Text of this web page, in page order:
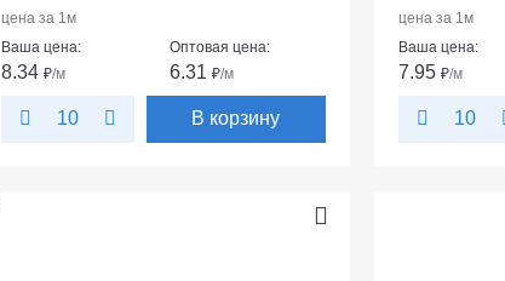
цена за 1м
Ваша цена:
8.34 ₽/м
Оптовая цена:
6.31 ₽/м
10 В корзину
цена за 1м
Ваша цена:
7.95 ₽/м
10